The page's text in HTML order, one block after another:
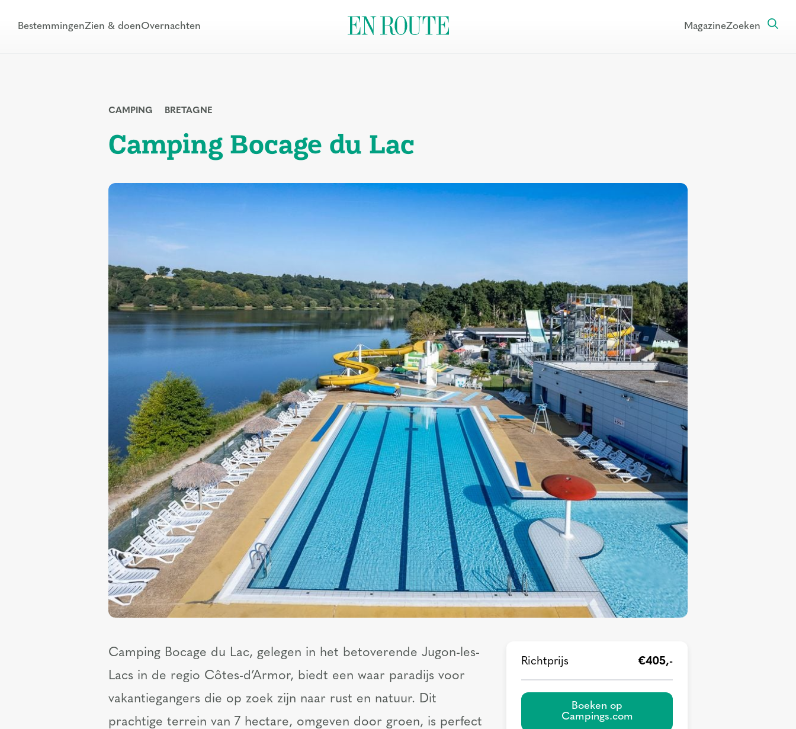
BestemmingenZien & doenOvernachten MagazineZoeken
CAMPING BRETAGNE
Camping Bocage du Lac
Camping Bocage du Lac, gelegen in het betoverende Jugon-les-
Lacs in de regio Côtes-d’Armor, biedt een waar paradijs voor
vakantiegangers die op zoek zijn naar rust en natuur. Dit
prachtige terrein van 7 hectare, omgeven door groen, is perfect
Richtprijs €405,-
Boeken op
Campings.com